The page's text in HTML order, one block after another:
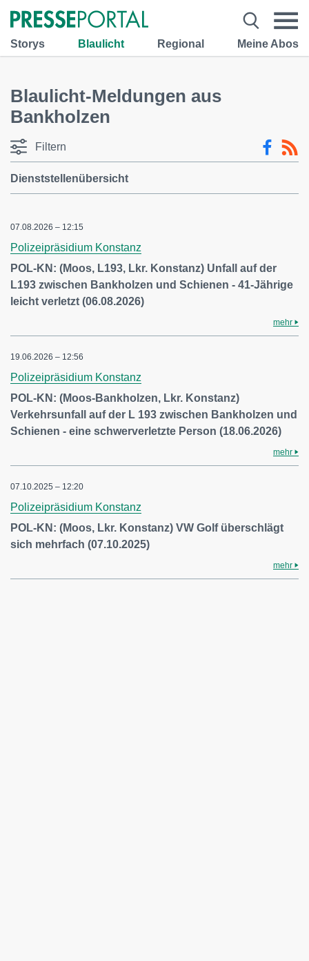
Storys Blaulicht Regional Meine Abos
Blaulicht-Meldungen aus
Bankholzen
Filtern
Dienststellenübersicht
07.08.2026 – 12:15
Polizeipräsidium Konstanz
POL-KN: (Moos, L193, Lkr. Konstanz) Unfall auf der
L193 zwischen Bankholzen und Schienen - 41-Jährige
leicht verletzt (06.08.2026)
mehr
19.06.2026 – 12:56
Polizeipräsidium Konstanz
POL-KN: (Moos-Bankholzen, Lkr. Konstanz)
Verkehrsunfall auf der L 193 zwischen Bankholzen und
Schienen - eine schwerverletzte Person (18.06.2026)
mehr
07.10.2025 – 12:20
Polizeipräsidium Konstanz
POL-KN: (Moos, Lkr. Konstanz) VW Golf überschlägt
sich mehrfach (07.10.2025)
mehr